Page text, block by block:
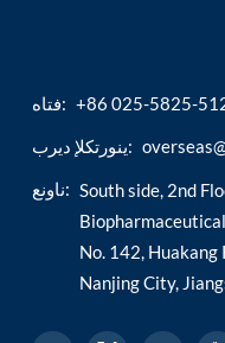
فتاه: +86 025-5825-
ينورتكلإ ديرب:
ناونع: South side, 2nd
No. 142,
Nanjing City,